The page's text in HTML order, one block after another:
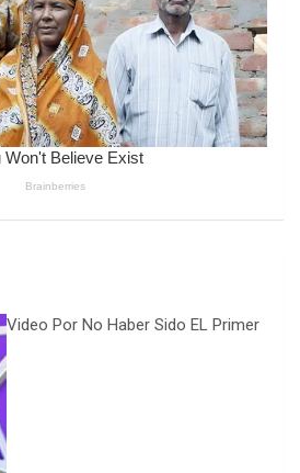
Video Por No Haber Sido EL Primer